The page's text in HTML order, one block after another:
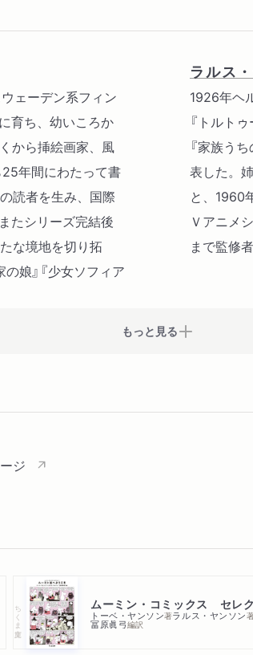
ェーデン系フィン
育ち、幼いころか
から挿絵画家、風
年間にわたって書
読者を生み、国際
たシリーズ完結後
な境地を切り拓
娘』『少女ソフィア
ラルス
1926年ヘ
『トルト
『家族う
表した。
と、1960
Ｖアニメ
まで監修
もっと見る
ジ
ちくま文庫 トーベ・ヤンソン著ラルス・ヤンソン
冨原眞弓編訳